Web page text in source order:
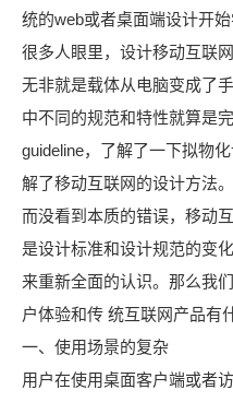
统的web或者桌面端设计开
很多人眼里，设计移动互联
无非就是载体从电脑变成了
中不同的规范和特性就算是
guideline，了解了一下拟物
解了移动互联网的设计方法
而没看到本质的错误，移动
是设计标准和设计规范的变
来重新全面的认识。那么我
户体验和传 统互联网产品有
一、使用场景的复杂
用户在使用桌面客户端或者